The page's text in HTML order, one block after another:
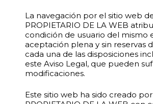
La navegación por el sitio web
PROPIETARIO DE LA WEB
condición de usuario del mismo
aceptación plena y sin reservas
cada una de las disposiciones
este Aviso Legal, que pueden
modificaciones.
Este sitio web ha sido creado